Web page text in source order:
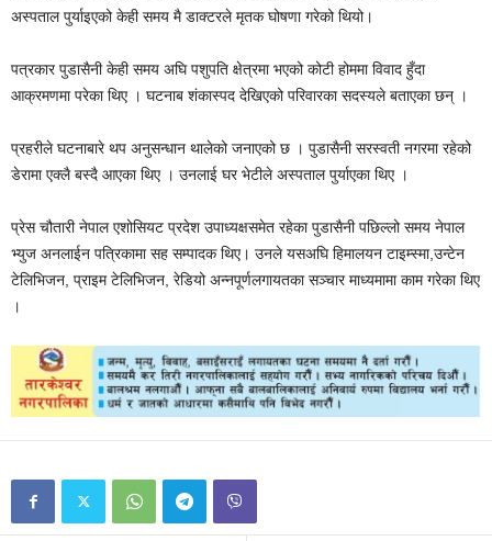
अस्पताल पुर्याइएको केही समय मै डाक्टरले मृतक घोषणा गरेको थियो।
पत्रकार पुडासैनी केही समय अघि पशुपति क्षेत्रमा भएको कोटी होममा विवाद हुँदा
आक्रमणमा परेका थिए । घटनाब शंकास्पद देखिएको परिवारका सदस्यले बताएका छन् ।
प्रहरीले घटनाबारे थप अनुसन्धान थालेको जनाएको छ । पुडासैनी सरस्वती नगरमा रहेको
डेरामा एक्लै बस्दै आएका थिए । उनलाई घर भेटीले अस्पताल पुर्याएका थिए ।
प्रेस चौतारी नेपाल एशोसियट प्रदेश उपाध्यक्षसमेत रहेका पुडासैनी पछिल्लो समय नेपाल
भ्युज अनलाईन पत्रिकामा सह सम्पादक थिए। उनले यसअघि हिमालयन टाइम्स्मा,उन्टेन
टेलिभिजन, प्राइम टेलिभिजन, रेडियो अन्नपूर्णलगायतका सञ्चार माध्यमामा काम गरेका थिए
।